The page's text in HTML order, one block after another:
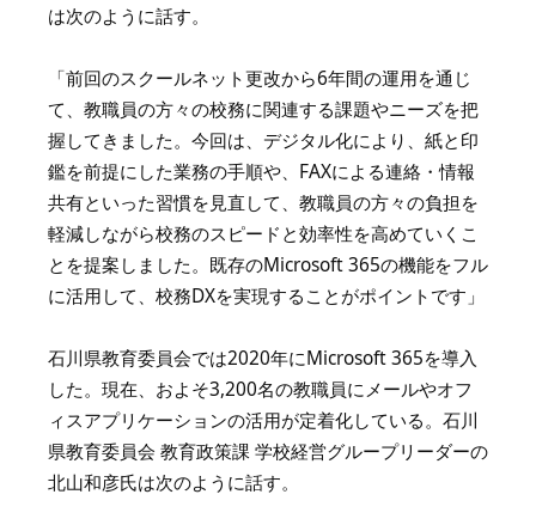
は次のように話す。
「前回のスクールネット更改から6年間の運用を通じ
て、教職員の方々の校務に関連する課題やニーズを把
握してきました。今回は、デジタル化により、紙と印
鑑を前提にした業務の手順や、FAXによる連絡・情報
共有といった習慣を見直して、教職員の方々の負担を
軽減しながら校務のスピードと効率性を高めていくこ
とを提案しました。既存のMicrosoft 365の機能をフル
に活用して、校務DXを実現することがポイントです」
石川県教育委員会では2020年にMicrosoft 365を導入
した。現在、およそ3,200名の教職員にメールやオフ
ィスアプリケーションの活用が定着化している。石川
県教育委員会 教育政策課 学校経営グループリーダーの
北山和彦氏は次のように話す。